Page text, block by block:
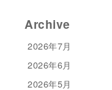
Archive
2026年7月
2026年6月
2026年5月